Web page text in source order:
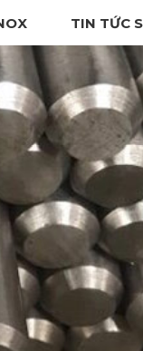
TIN TỨC